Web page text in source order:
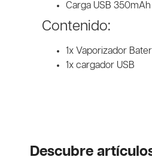
Carga USB 350mAh
Contenido:
1x Vaporizador
1x cargador USB
Descubre